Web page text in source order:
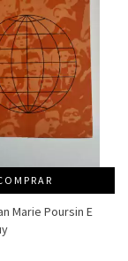
Marie Poursin E